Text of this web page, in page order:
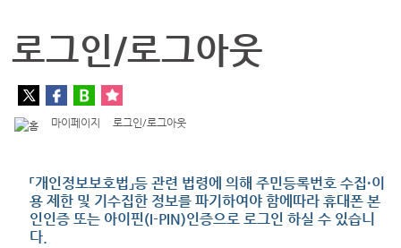
로그인/로그아웃
마이페이지 로그인/로그아웃
「개인정보보호법」등 관련 법령에 의해 주민등록번호 수집·이
용 제한 및 기수집한 정보를 파기하여야 함에따라 휴대폰 본
인인증 또는 아이핀(I-PIN)인증으로 로그인 하실 수 있습니
다.